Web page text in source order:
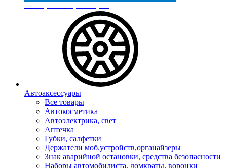
Реестр МинПромТорга
Автоаксессуары
Все товары
Автокосметика
Автоэлектрика, свет
Аптечка
Губки, салфетки
Держатели моб.устройств,органайзеры
Знак аварийной остановки, средства безопасности
Наборы автомобилиста, домкраты, воронки